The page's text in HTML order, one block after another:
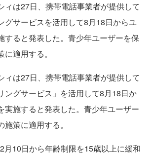
は27日、携帯電話事業者が提供して
グサービスを活用して8月18日からユ
すると発表した。青少年ユーザーを保
適用する。
は27日、携帯電話事業者が提供して
ングサービス」を活用して8月18日か
実施すると発表した。青少年ユーザー
策に適用する。
10日から年齢制限を15歳以上に緩和